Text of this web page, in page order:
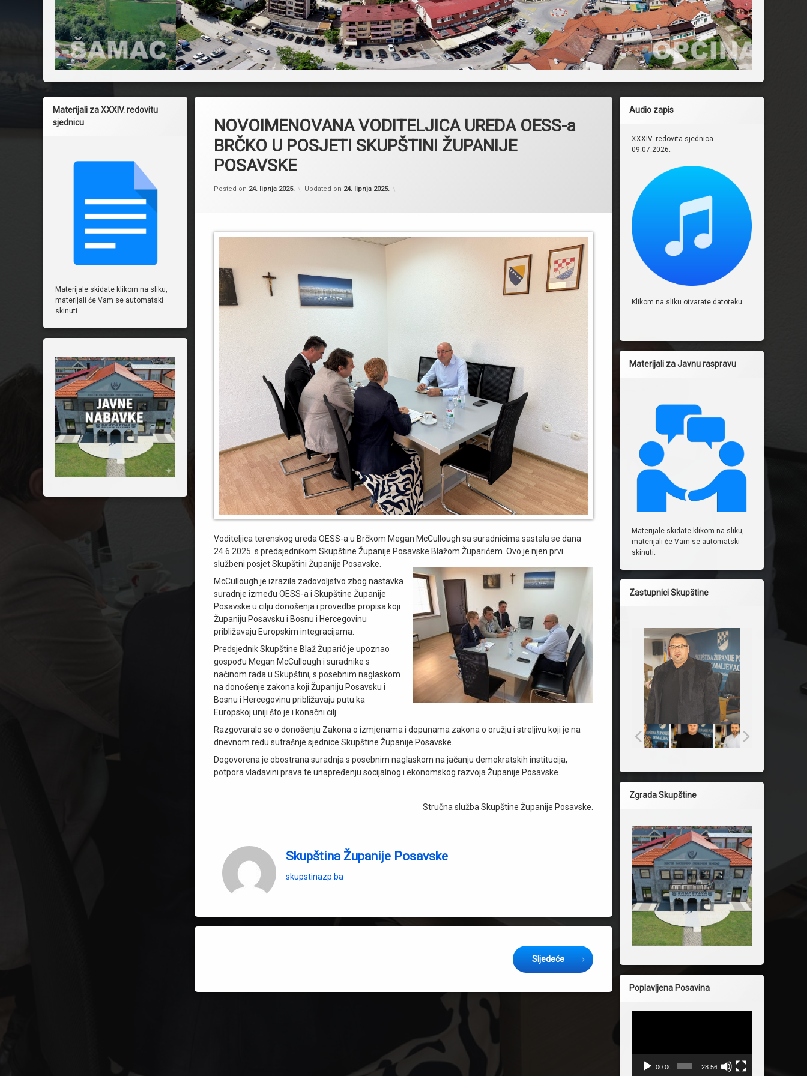
NOVOIMENOVANA VODITELJICA UREDA OESS-a
BRČKO U POSJETI SKUPŠTINI ŽUPANIJE
POSAVSKE
Posted on 24. lipnja 2025. Updated on 24. lipnja 2025.
Voditeljica terenskog ureda OESS-a u Brčkom Megan McCullough sa suradnicima sastala se dana
24.6.2025. s predsjednikom Skupštine Županije Posavske Blažom Župarićem. Ovo je njen prvi
službeni posjet Skupštini Županije Posavske.
McCullough je izrazila zadovoljstvo zbog nastavka
suradnje između OESS-a i Skupštine Županije
Posavske u cilju donošenja i provedbe propisa koji
Županiju Posavsku i Bosnu i Hercegovinu
približavaju Europskim integracijama.
Predsjednik Skupštine Blaž Župarić je upoznao
gospođu Megan McCullough i suradnike s
načinom rada u Skupštini, s posebnim naglaskom
na donošenje zakona koji Županiju Posavsku i
Bosnu i Hercegovinu približavaju putu ka
Europskoj uniji što je i konačni cilj.
Razgovaralo se o donošenju Zakona o izmjenama i dopunama zakona o oružju i streljivu koji je na
dnevnom redu sutrašnje sjednice Skupštine Županije Posavske.
Dogovorena je obostrana suradnja s posebnim naglaskom na jačanju demokratskih institucija,
potpora vladavini prava te unapređenju socijalnog i ekonomskog razvoja Županije Posavske.
Stručna služba Skupštine Županije Posavske.
Skupština Županije Posavske
skupstinazp.ba
Sljedeće
Materijali za XXXIV. redovitu
sjednicu
Materijale skidate klikom na sliku,
materijali će Vam se automatski
skinuti.
Audio zapis
XXXIV. redovita sjednica
09.07.2026.
Klikom na sliku otvarate datoteku.
Materijali za Javnu raspravu
Materijale skidate klikom na sliku,
materijali će Vam se automatski
skinuti.
Zastupnici Skupštine
Zgrada Skupštine
Poplavljena Posavina
00:00 28:56